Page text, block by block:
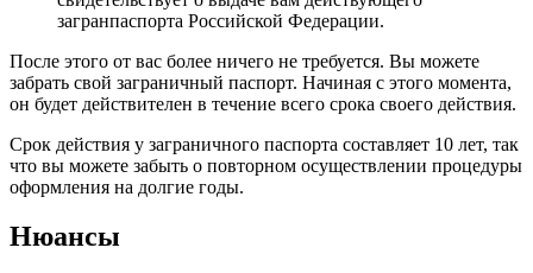
загранпаспорта Российской Федерации.
После этого от вас более ничего не требуется. Вы можете
забрать свой заграничный паспорт. Начиная с этого момента,
он будет действителен в течение всего срока своего действия.
Срок действия у заграничного паспорта составляет 10 лет, так
что вы можете забыть о повторном осуществлении процедуры
оформления на долгие годы.
Нюансы